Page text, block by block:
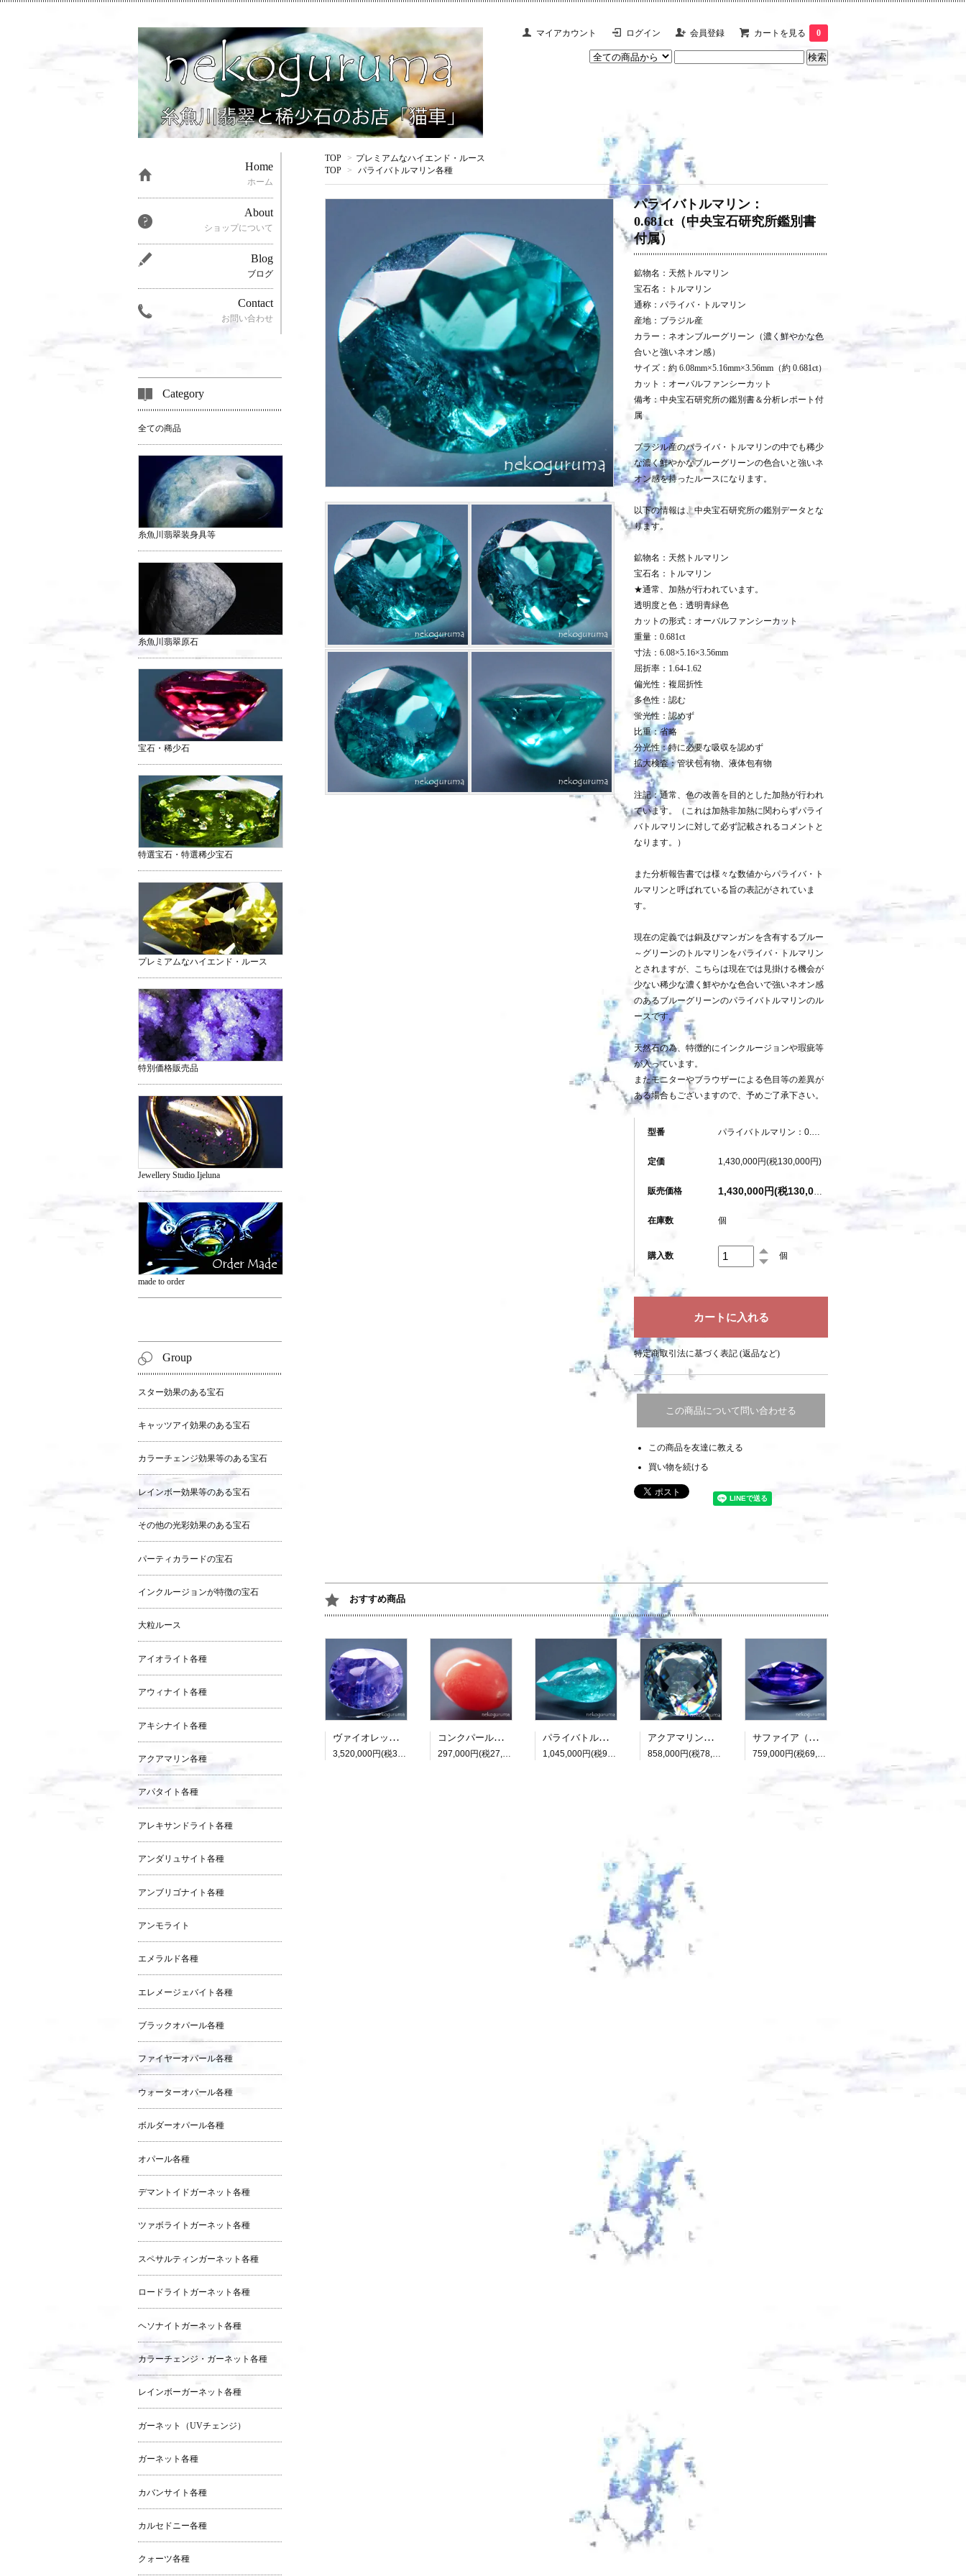
マイアカウント ログイン 会員登録 カートを見る 0
TOP > プレミアムなハイエンド・ルース
TOP
> パライバトルマリン各種
パライバトルマリン：
0.681ct（中央宝石研究所鑑別書
付属）
鉱物名：天然トルマリン
宝石名：トルマリン
通称：パライバ・トルマリン
産地：ブラジル産
カラー：ネオンブルーグリーン（濃く鮮やかな色
合いと強いネオン感）
サイズ：約 6.08mm×5.16mm×3.56mm（約 0.681ct）
カット：オーバルファンシーカット
備考：中央宝石研究所の鑑別書＆分析レポート付
属
ブラジル産のパライバ・トルマリンの中でも稀少
な濃く鮮やかなブルーグリーンの色合いと強いネ
オン感を持ったルースになります。
以下の情報は、中央宝石研究所の鑑別データとな
ります。
鉱物名：天然トルマリン
宝石名：トルマリン
★通常、加熱が行われています。
透明度と色：透明青緑色
カットの形式：オーバルファンシーカット
重量：0.681ct
寸法：6.08×5.16×3.56mm
屈折率：1.64-1.62
偏光性：複屈折性
多色性：認む
蛍光性：認めず
比重：省略
分光性：特に必要な吸収を認めず
拡大検査：管状包有物、液体包有物
注記：通常、色の改善を目的とした加熱が行われ
ています。（これは加熱非加熱に関わらずパライ
バトルマリンに対して必ず記載されるコメントと
なります。）
また分析報告書では様々な数値からパライバ・ト
ルマリンと呼ばれている旨の表記がされていま
す。
現在の定義では銅及びマンガンを含有するブルー
～グリーンのトルマリンをパライバ・トルマリン
とされますが、こちらは現在では見掛ける機会が
少ない稀少な濃く鮮やかな色合いで強いネオン感
のあるブルーグリーンのパライバトルマリンのル
ースです。
天然石の為、特徴的にインクルージョンや瑕疵等
が入っています。
またモニターやブラウザーによる色目等の差異が
ある場合もございますので、予めご了承下さい。
型番 パライバトルマリン：0.681ct（中央宝石研究所鑑別書付属）
定価 1,430,000円(税130,000円)
販売価格
在庫数 個
購入数 個
特定商取引法に基づく表記 (返品など)
この商品について問い合わせる
この商品を友達に教える
買い物を続ける
おすすめ商品
ヴァイオレットサファイア：7.418ct（非加熱：中宝研鑑別書付属）
3,520,000円(税320,000円)
コンクパール：0.990ct（中央宝石研究所鑑別書付属）
297,000円(税27,000円)
パライバトルマリン：3.482ct（中央宝石研究所鑑別書付属）
1,045,000円(税95,000円)
アクアマリン（光彩効果）：15.893ct（中央宝石研究所鑑別書付属）
858,000円(税78,000円)
サファイア（パーティカラード）：2.136ct（非加熱：中宝研鑑別書付属）
759,000円(税69,000円)
Home
ホーム
About
ショップについて
Blog
ブログ
Contact
お問い合わせ
Category
全ての商品
糸魚川翡翠装身具等
糸魚川翡翠原石
宝石・稀少石
特選宝石・特選稀少宝石
プレミアムなハイエンド・ルース
特別価格販売品
Jewellery Studio Ijeluna
made to order
Group
スター効果のある宝石
キャッツアイ効果のある宝石
カラーチェンジ効果等のある宝石
レインボー効果等のある宝石
その他の光彩効果のある宝石
パーティカラードの宝石
インクルージョンが特徴の宝石
大粒ルース
アイオライト各種
アウィナイト各種
アキシナイト各種
アクアマリン各種
アパタイト各種
アレキサンドライト各種
アンダリュサイト各種
アンブリゴナイト各種
アンモライト
エメラルド各種
エレメージェバイト各種
ブラックオパール各種
ファイヤーオパール各種
ウォーターオパール各種
ボルダーオパール各種
オパール各種
デマントイドガーネット各種
ツァボライトガーネット各種
スペサルティンガーネット各種
ロードライトガーネット各種
ヘソナイトガーネット各種
カラーチェンジ・ガーネット各種
レインボーガーネット各種
ガーネット（UVチェンジ）
ガーネット各種
カバンサイト各種
カルセドニー各種
クォーツ各種